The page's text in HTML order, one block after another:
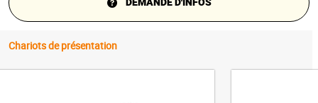
Chariots de présentation